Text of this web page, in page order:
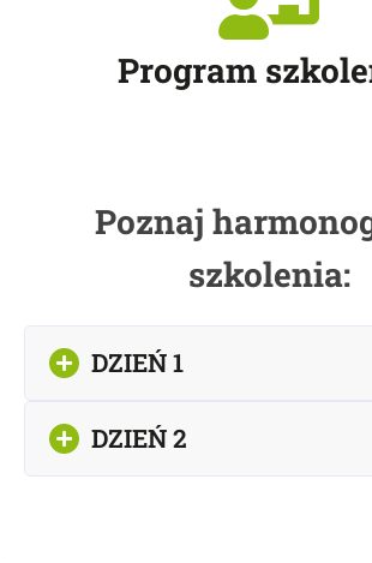
Program
Poznaj
szkolenia:
DZIEŃ 1
DZIEŃ 2